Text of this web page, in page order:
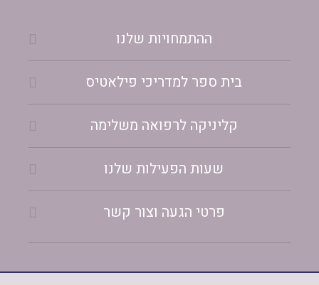
ההתמחויות שלנו
בית ספר למדריכי פילאטיס
קליניקה לרפואה משלימה
שעות הפעילות שלנו
פרטי הגעה וצור קשר